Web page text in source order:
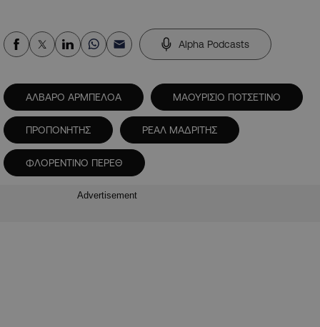
Alpha Podcasts
ΑΛΒΑΡΟ ΑΡΜΠΕΛΟΑ ΜΑΟΥΡΙΣΙΟ ΠΟΤΣΕΤΙΝΟ
ΠΡΟΠΟΝΗΤΗΣ ΡΕΑΛ ΜΑΔΡΙΤΗΣ
ΦΛΟΡΕΝΤΙΝΟ ΠΕΡΕΘ
Advertisement